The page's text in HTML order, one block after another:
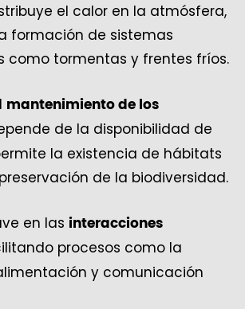
el calor en la atmósfera,
formación de sistemas
como tormentas y frentes fríos.
mantenimiento de los
de la disponibilidad de
la existencia de hábitats
de la biodiversidad.
en las interacciones
procesos como la
y comunicación